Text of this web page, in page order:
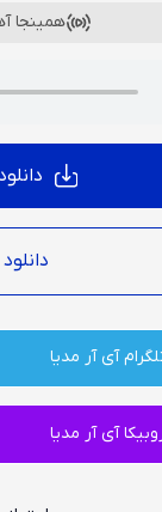
همینجا
آی آر مدیا
آی آر مدیا